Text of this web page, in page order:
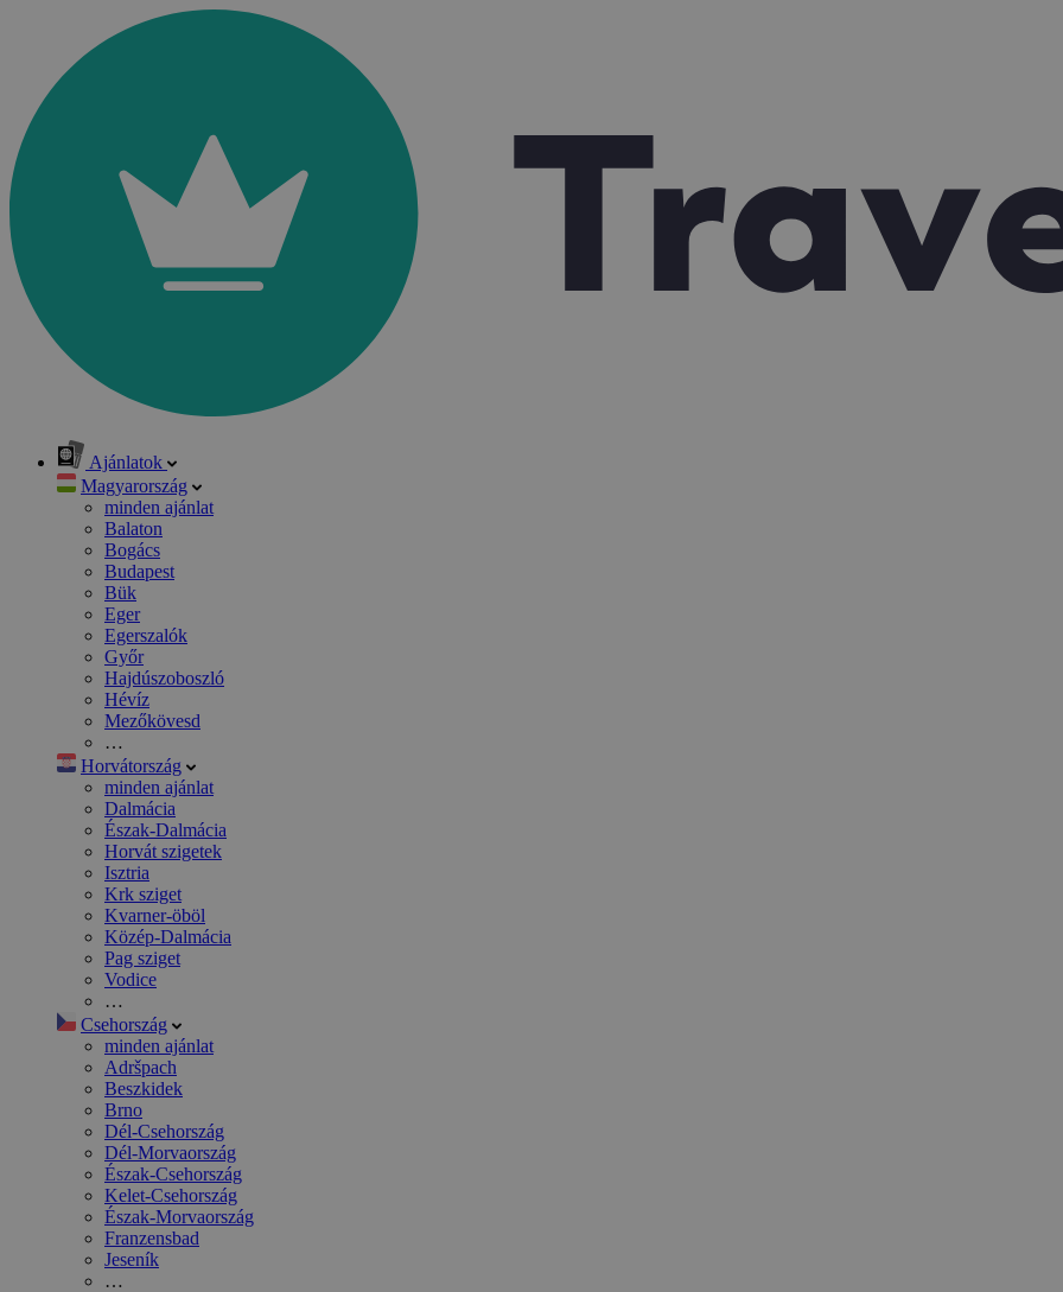
Ajánlatok
Magyarország
minden ajánlat
Balaton
Bogács
Budapest
Bük
Eger
Egerszalók
Győr
Hajdúszoboszló
Hévíz
Mezőkövesd
…
Horvátország
minden ajánlat
Dalmácia
Észak-Dalmácia
Horvát szigetek
Isztria
Krk sziget
Kvarner-öböl
Közép-Dalmácia
Pag sziget
Vodice
…
Csehország
minden ajánlat
Adršpach
Beszkidek
Brno
Dél-Csehország
Dél-Morvaország
Észak-Csehország
Kelet-Csehország
Észak-Morvaország
Franzensbad
Jeseník
…